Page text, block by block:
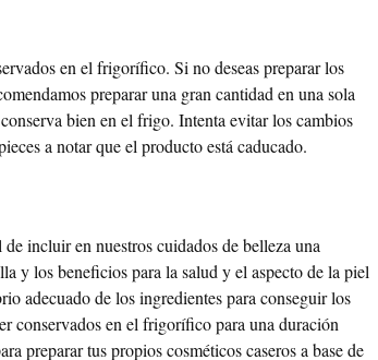
en el frigorífico. Si no deseas preparar los
preparar una gran cantidad en una sola
bien en el frigo. Intenta evitar los cambios
a notar que el producto está caducado.
incluir en nuestros cuidados de belleza una
y los beneficios para la salud y el aspecto de la piel
adecuado de los ingredientes para conseguir los
conservados en el frigorífico para una duración
preparar tus propios cosméticos caseros a base de